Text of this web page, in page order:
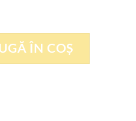
adaptor senzor
ÎN COȘ